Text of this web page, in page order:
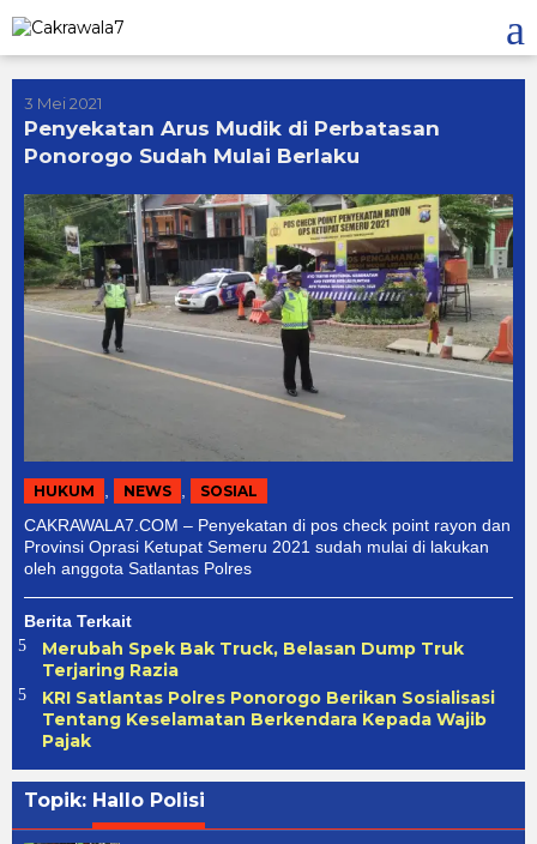
ke
konten
3 Mei 2021
Penyekatan Arus Mudik di Perbatasan
Ponorogo Sudah Mulai Berlaku
HUKUM , NEWS , SOSIAL
CAKRAWALA7.COM – Penyekatan di pos check point rayon dan
Provinsi Oprasi Ketupat Semeru 2021 sudah mulai di lakukan
oleh anggota Satlantas Polres
Berita Terkait
Merubah Spek Bak Truck, Belasan Dump Truk
Terjaring Razia
KRI Satlantas Polres Ponorogo Berikan Sosialisasi
Tentang Keselamatan Berkendara Kepada Wajib
Pajak
Topik: Hallo Polisi